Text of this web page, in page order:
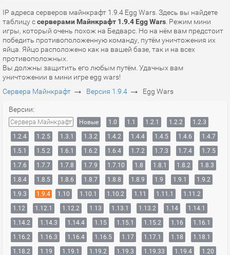
IP адреса серверов майнкрафт 1.9.4 Egg Wars. Здесь вы найдете
таблицу ссерверами Майнкрафт 1.9.4 Egg Wars . Режим мини
игры, который очень похож на Бедварс. Но на нём вам предстоит
победить противоположенную команду, путём уничтожения их
яйца. Яйцо расположено как на вашей базе, так и на всех
противоположных.
Вы должны защитить его любым путём. Удачных вам
уничтожении в мини игре egg wars!
Сервера Майнкрафт → Версия 1.9.4 → Egg Wars
Версии:
Сервера Майнкрафт Новые 1.0 1.1 1.2.1 1.2.2
1.2.3
1.2.4
1.2.5 1.3.1 1.3.2 1.4.2 1.4.4 1.4.5 1.4.6
1.4.7
1.5.1
1.5.2 1.6.1 1.6.2 1.6.4 1.7.2 1.7.3 1.7.4
1.7.5
1.7.6
1.7.7 1.7.8 1.7.9 1.7.10 1.8 1.8.1 1.8.2
1.8.3
1.8.4
1.8.5 1.8.6 1.8.7 1.8.8 1.8.9 1.9 1.9.1
1.9.2
1.9.3
1.9.4 1.10 1.10.1 1.10.2 1.11 1.11.1
1.11.2
1.12
1.12.1 1.12.2 1.13 1.13.1 1.13.2 1.14
1.14.1
1.14.2
1.14.3 1.14.4 1.15 1.15.1 1.15.2 1.16
1.16.1
1.16.2
1.16.3 1.16.4 1.16.5 1.17 1.17.1 1.18
1.18.1
1.18.2
1.19 1.19.1 1.19.2 1.19.3 1.19.33 1.19.4
1.20